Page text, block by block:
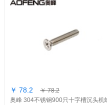
￥ 78.2
￥ 78.2
奥峰 304不锈钢900只十字槽沉头机